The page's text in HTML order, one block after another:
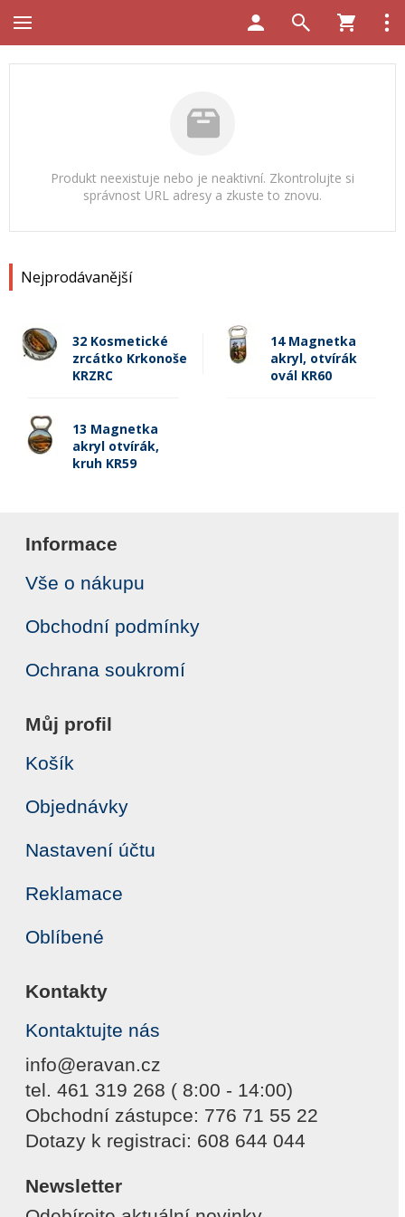
Nejprodávanější
32 Kosmetické
zrcátko Krkonoše
KRZRC
14 Magnetka
akryl, otvírák
ovál KR60
13 Magnetka
akryl otvírák,
kruh KR59
Produkt neexistuje nebo je neaktivní. Zkontrolujte si
správnost URL adresy a zkuste to znovu.
Informace
Vše o nákupu
Obchodní podmínky
Ochrana soukromí
Můj profil
Košík
Objednávky
Nastavení účtu
Reklamace
Oblíbené
Kontakty
Kontaktujte nás
info@eravan.cz
tel. 461 319 268 ( 8:00 - 14:00)
Obchodní zástupce: 776 71 55 22
Dotazy k registraci: 608 644 044
Newsletter